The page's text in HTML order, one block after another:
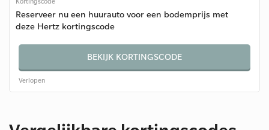
Reserveer nu een huurauto voor een bodemprijs met
deze Hertz kortingscode
BEKIJK KORTINGSCODE
Verlopen